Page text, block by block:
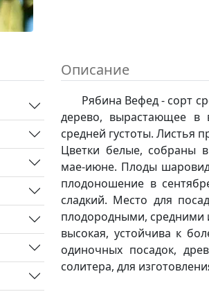
Описание
Рябина Вефед - сорт
дерево, вырастающее в
средней густоты. Листья
Цветки белые, собраны
мае-июне. Плоды
плодоношение в
сладкий. Место для
плодородными, средними
высокая, устойчива к
одиночных посадок,
солитера, для